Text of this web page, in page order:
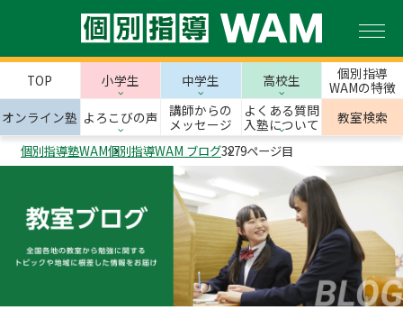
TOP 小学生 中学生 高校生
個別指導
WAMの特徴
オンライン塾 よろこびの声
講師からの
メッセージ
よくある質問
入塾について
教室検索
個別指導塾WAM個別指導WAM ブログ3279ページ目